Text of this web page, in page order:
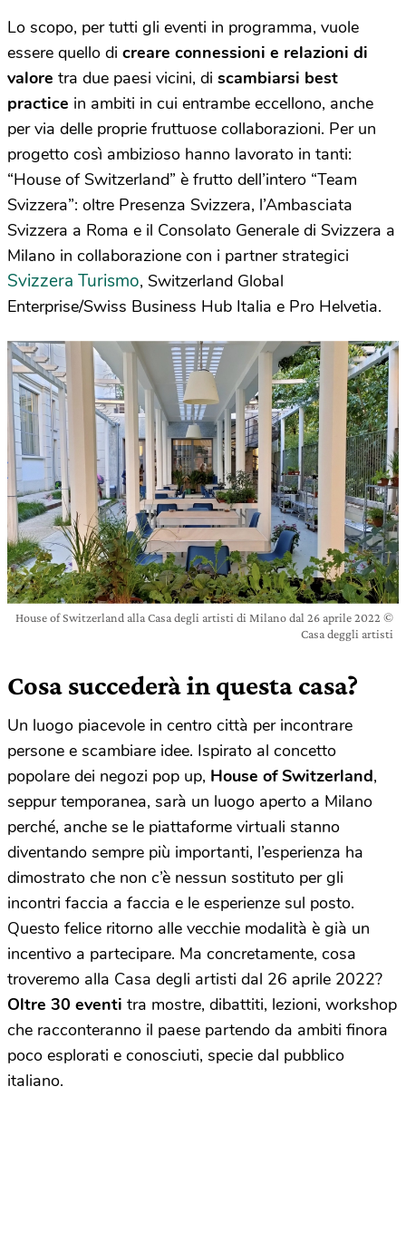
Lo scopo, per tutti gli eventi in programma, vuole
essere quello di creare connessioni e relazioni di
valore tra due paesi vicini, di scambiarsi best
practice in ambiti in cui entrambe eccellono, anche
per via delle proprie fruttuose collaborazioni. Per un
progetto così ambizioso hanno lavorato in tanti:
“House of Switzerland” è frutto dell’intero “Team
Svizzera”: oltre Presenza Svizzera, l’Ambasciata
Svizzera a Roma e il Consolato Generale di Svizzera a
Milano in collaborazione con i partner strategici
Svizzera Turismo, Switzerland Global
Enterprise/Swiss Business Hub Italia e Pro Helvetia.
House of Switzerland alla Casa degli artisti di Milano dal 26 aprile 2022 ©
Casa deggli artisti
Cosa succederà in questa casa?
Un luogo piacevole in centro città per incontrare
persone e scambiare idee. Ispirato al concetto
popolare dei negozi pop up, House of Switzerland,
seppur temporanea, sarà un luogo aperto a Milano
perché, anche se le piattaforme virtuali stanno
diventando sempre più importanti, l’esperienza ha
dimostrato che non c’è nessun sostituto per gli
incontri faccia a faccia e le esperienze sul posto.
Questo felice ritorno alle vecchie modalità è già un
incentivo a partecipare. Ma concretamente, cosa
troveremo alla Casa degli artisti dal 26 aprile 2022?
Oltre 30 eventi tra mostre, dibattiti, lezioni, workshop
che racconteranno il paese partendo da ambiti finora
poco esplorati e conosciuti, specie dal pubblico
italiano.